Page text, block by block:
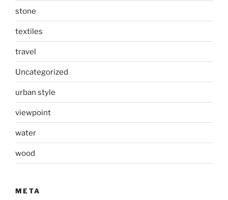
stone
textiles
travel
Uncategorized
urban style
viewpoint
water
wood
META